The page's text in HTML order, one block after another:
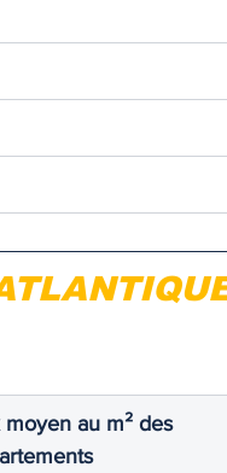
moyen au m² des